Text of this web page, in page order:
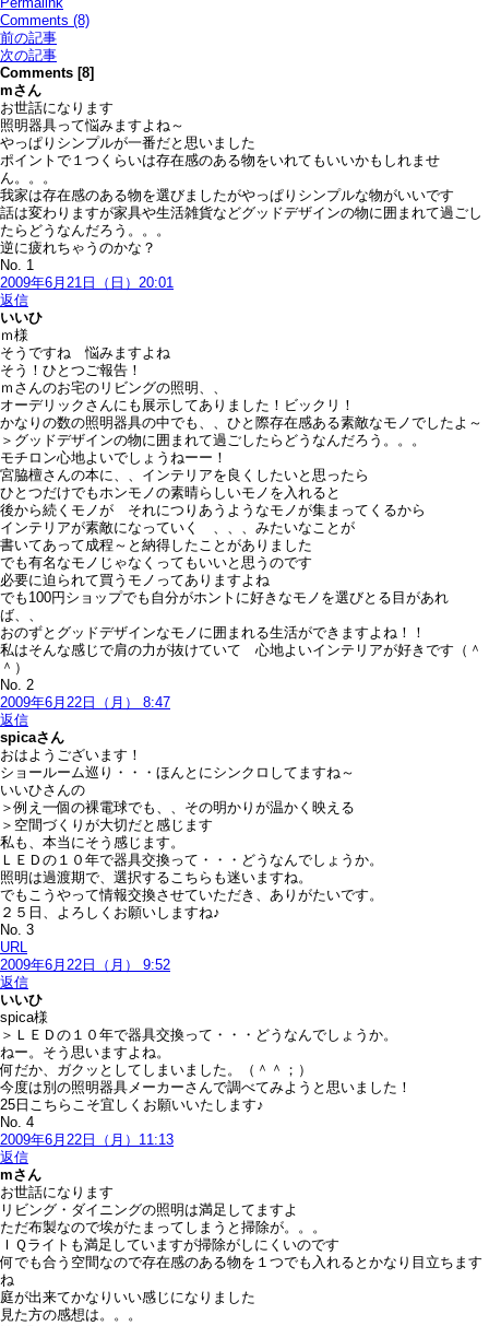
Comments (8)
前の記事
次の記事
Comments [8]
mさん
お世話になります
照明器具って悩みますよね～
やっぱりシンプルが一番だと思いました
ポイントで１つくらいは存在感のある物をいれてもいいかもしれませ
ん。。。
我家は存在感のある物を選びましたがやっぱりシンプルな物がいいです
話は変わりますが家具や生活雑貨などグッドデザインの物に囲まれて過ごし
たらどうなんだろう。。。
逆に疲れちゃうのかな？
No. 1
2009年6月21日（日）20:01
返信
いいひ
ｍ様
そうですね 悩みますよね
そう！ひとつご報告！
ｍさんのお宅のリビングの照明、、
オーデリックさんにも展示してありました！ビックリ！
かなりの数の照明器具の中でも、、ひと際存在感ある素敵なモノでしたよ～
＞グッドデザインの物に囲まれて過ごしたらどうなんだろう。。。
モチロン心地よいでしょうねーー！
宮脇檀さんの本に、、インテリアを良くしたいと思ったら
ひとつだけでもホンモノの素晴らしいモノを入れると
後から続くモノが それにつりあうようなモノが集まってくるから
インテリアが素敵になっていく 、、、みたいなことが
書いてあって成程～と納得したことがありました
でも有名なモノじゃなくってもいいと思うのです
必要に迫られて買うモノってありますよね
でも100円ショップでも自分がホントに好きなモノを選びとる目があれ
ば、、
おのずとグッドデザインなモノに囲まれる生活ができますよね！！
私はそんな感じで肩の力が抜けていて 心地よいインテリアが好きです（＾
＾）
No. 2
2009年6月22日（月） 8:47
返信
spicaさん
おはようございます！
ショールーム巡り・・・ほんとにシンクロしてますね～
いいひさんの
＞例え一個の裸電球でも、、その明かりが温かく映える
＞空間づくりが大切だと感じます
私も、本当にそう感じます。
ＬＥＤの１０年で器具交換って・・・どうなんでしょうか。
照明は過渡期で、選択するこちらも迷いますね。
でもこうやって情報交換させていただき、ありがたいです。
２５日、よろしくお願いしますね♪
No. 3
URL
2009年6月22日（月） 9:52
返信
いいひ
spica様
＞ＬＥＤの１０年で器具交換って・・・どうなんでしょうか。
ねー。そう思いますよね。
何だか、ガクッとしてしまいました。（＾＾；）
今度は別の照明器具メーカーさんで調べてみようと思いました！
25日こちらこそ宜しくお願いいたします♪
No. 4
2009年6月22日（月）11:13
返信
mさん
お世話になります
リビング・ダイニングの照明は満足してますよ
ただ布製なので埃がたまってしまうと掃除が。。。
ＩＱライトも満足していますが掃除がしにくいのです
何でも合う空間なので存在感のある物を１つでも入れるとかなり目立ちます
ね
庭が出来てかなりいい感じになりました
見た方の感想は。。。